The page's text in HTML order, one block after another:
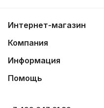
Интернет-магазин
Компания
Информация
Помощь